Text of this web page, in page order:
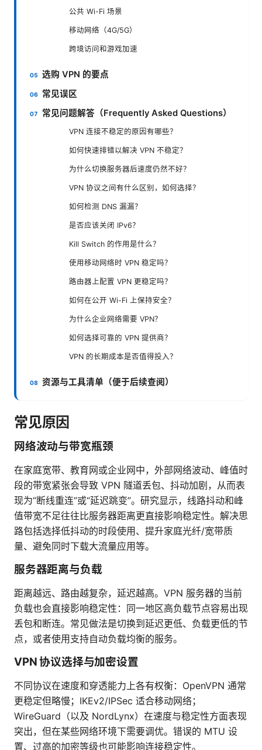
公共 Wi-Fi 场景
移动网络（4G/5G）
跨境访问和游戏加速
选购 VPN 的要点
常见误区
常见问题解答（Frequently Asked Questions）
VPN 连接不稳定的原因有哪些？
如何快速排错以解决 VPN 不稳定？
为什么切换服务器后速度仍然不好？
VPN 协议之间有什么区别，如何选择？
如何检测 DNS 漏漏？
是否应该关闭 IPv6？
Kill Switch 的作用是什么？
使用移动网络时 VPN 稳定吗？
路由器上配置 VPN 更稳定吗？
如何在公开 Wi-Fi 上保持安全？
为什么企业网络需要 VPN？
如何选择可靠的 VPN 提供商？
VPN 的长期成本是否值得投入？
资源与工具清单（便于后续查阅）
常见原因
网络波动与带宽瓶颈
在家庭宽带、教育网或企业网中，外部网络波动、峰值时
段的带宽紧张会导致 VPN 隧道丢包、抖动加剧，从而表
现为“断线重连”或“延迟跳变”。研究显示，线路抖动和峰
值带宽不足往往比服务器距离更直接影响稳定性。解决思
路包括选择低抖动的时段使用、提升家庭光纤/宽带质
量、避免同时下载大流量应用等。
服务器距离与负载
距离越远、路由越复杂，延迟越高。VPN 服务器的当前
负载也会直接影响稳定性：同一地区高负载节点容易出现
丢包和断连。常见做法是切换到延迟更低、负载更低的节
点，或者使用支持自动负载均衡的服务。
VPN 协议选择与加密设置
不同协议在速度和穿透能力上各有权衡：OpenVPN 通常
更稳定但略慢；IKEv2/IPSec 适合移动网络；
WireGuard（以及 NordLynx）在速度与稳定性方面表现
突出，但在某些网络环境下需要调优。错误的 MTU 设
置、过高的加密等级也可能影响连接稳定性。